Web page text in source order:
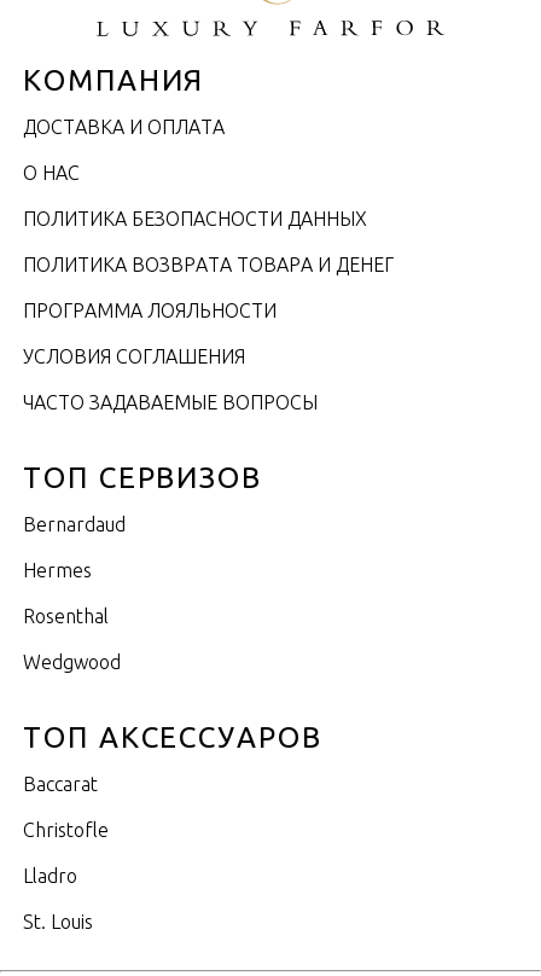
КОМПАНИЯ
ДОСТАВКА И ОПЛАТА
О НАС
ПОЛИТИКА БЕЗОПАСНОСТИ ДАННЫХ
ПОЛИТИКА ВОЗВРАТА ТОВАРА И ДЕНЕГ
ПРОГРАММА ЛОЯЛЬНОСТИ
УСЛОВИЯ СОГЛАШЕНИЯ
ЧАСТО ЗАДАВАЕМЫЕ ВОПРОСЫ
ТОП СЕРВИЗОВ
Bernardaud
Hermes
Rosenthal
Wedgwood
ТОП АКСЕССУАРОВ
Baccarat
Christofle
Lladro
St. Louis